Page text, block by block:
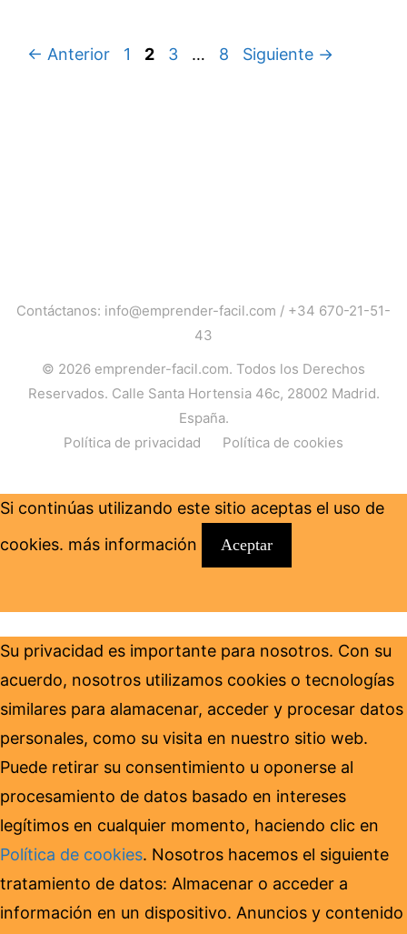
← Anterior Página
1 Página
2 Página
3 … Página
8 Siguiente →
Contáctanos: info@emprender-facil.com / +34 670-21-51-
43
© 2026 emprender-facil.com. Todos los Derechos
Reservados. Calle Santa Hortensia 46c, 28002 Madrid.
España.
Política de privacidad
Política de cookies
Si continúas utilizando este sitio aceptas el uso de
cookies. más información Aceptar
Su privacidad es importante para nosotros. Con su
acuerdo, nosotros utilizamos cookies o tecnologías
similares para alamacenar, acceder y procesar datos
personales, como su visita en nuestro sitio web.
Puede retirar su consentimiento u oponerse al
procesamiento de datos basado en intereses
legítimos en cualquier momento, haciendo clic en
Política de cookies. Nosotros hacemos el siguiente
tratamiento de datos: Almacenar o acceder a
información en un dispositivo. Anuncios y contenido